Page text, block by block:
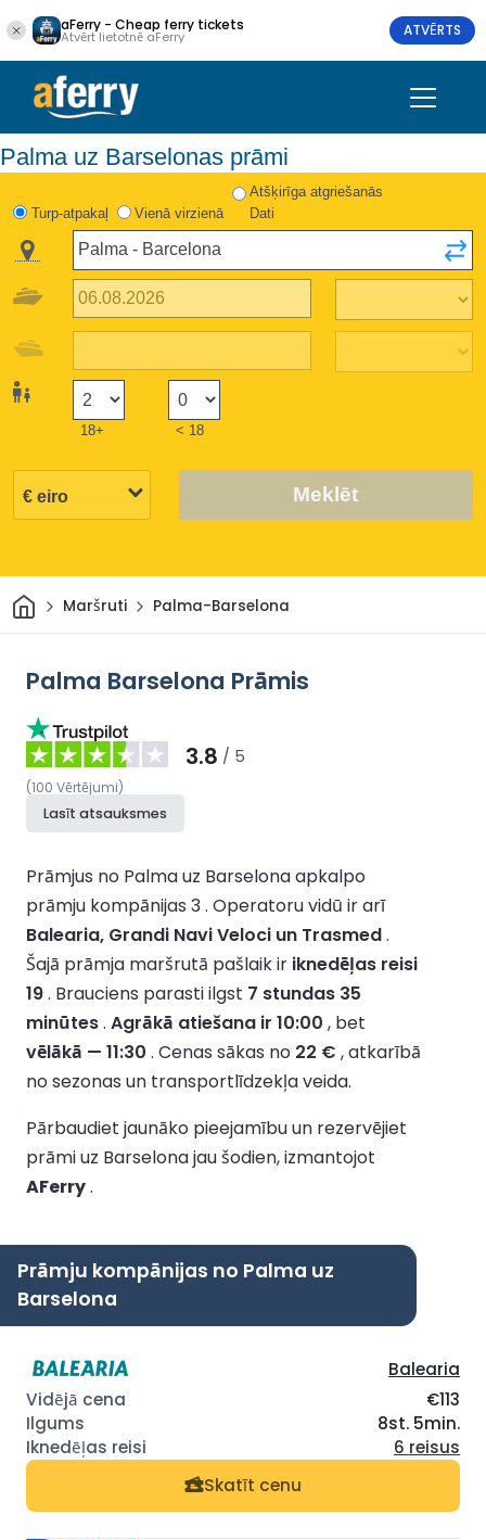
aFerry - Cheap ferry tickets
Atvērt lietotnē aFerry ATVĒRTS
Palma uz Barselonas prāmi
Turp-atpakaļ Vienā virzienā
Atšķirīga atgriešanās
Dati
18+ < 18
Meklēt
Sākums
Maršruti Palma-Barselona
Palma Barselona Prāmis
3.8 / 5
(100 Vērtējumi)
Lasīt atsauksmes
Prāmjus no Palma uz Barselona apkalpo
prāmju kompānijas 3 . Operatoru vidū ir arī
Balearia, Grandi Navi Veloci un Trasmed.
Šajā prāmja maršrutā pašlaik ir iknedēļas reisi
19. Brauciens parasti ilgst 7 stundas 35
minūtes. Agrākā atiešana ir 10:00 , bet
vēlākā — 11:30 . Cenas sākas no 22 € , atkarībā
no sezonas un transportlīdzekļa veida.
Pārbaudiet jaunāko pieejamību un rezervējiet
prāmi uz Barselona jau šodien, izmantojot
AFerry.
Prāmju kompānijas no Palma uz
Barselona
Balearia
€113
8st. 5min.
6 reisus
Skatīt cenu